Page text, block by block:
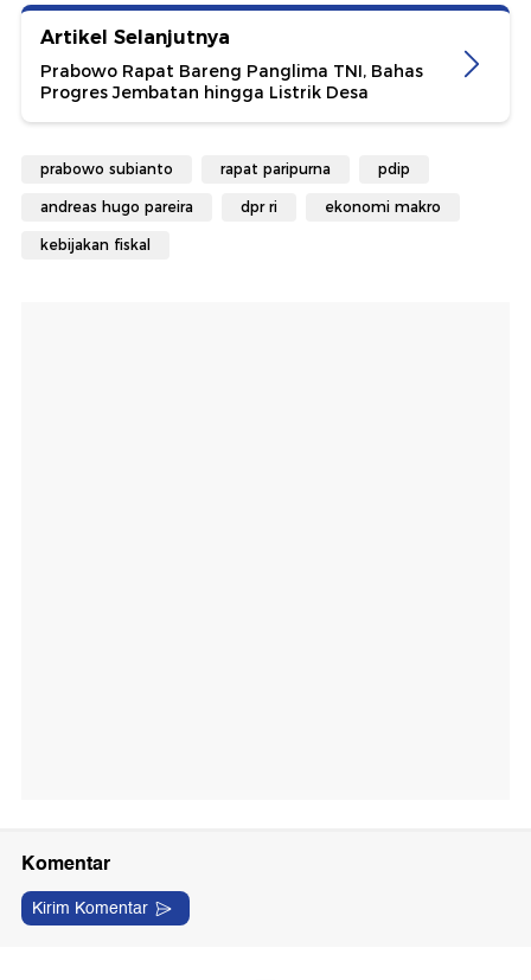
Artikel Selanjutnya
Prabowo Rapat Bareng Panglima TNI, Bahas
Progres Jembatan hingga Listrik Desa
prabowo subianto rapat paripurna pdip
andreas hugo pareira dpr ri ekonomi makro
kebijakan fiskal